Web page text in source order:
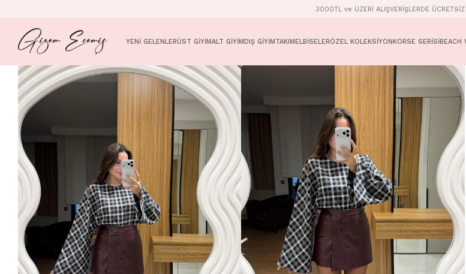
3000TL ve ÜZERİ ALIŞVERİŞLERDE ÜCRETSİZ
YENİ GELENLERÜST GİYİMALT GİYİMDIŞ GİYİMTAKIMELBİSELERÖZEL KOLEKSİYONKORSE SERİSİBEACH